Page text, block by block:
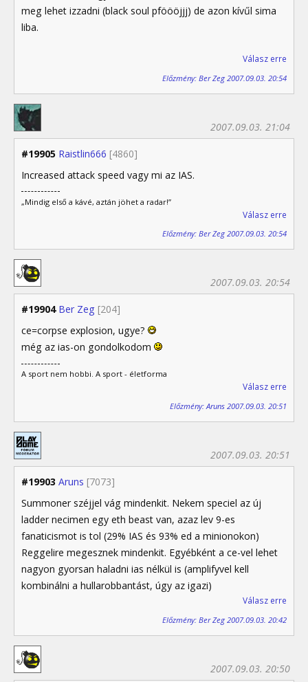
meg lehet izzadni (black soul pföööjjj) de azon kívűl sima
liba.
Válasz erre
Előzmény: Ber Zeg 2007.09.03. 20:54
#19905 Raistlin666 [4860]
2007.09.03. 21:04
Increased attack speed vagy mi az IAS.
„Mindig első a kávé, aztán jöhet a radar!”
Válasz erre
Előzmény: Ber Zeg 2007.09.03. 20:54
#19904 Ber Zeg [204]
2007.09.03. 20:54
ce=corpse explosion, ugye?
még az ias-on gondolkodom
A sport nem hobbi. A sport - életforma
Válasz erre
Előzmény: Aruns 2007.09.03. 20:51
#19903 Aruns [7073]
2007.09.03. 20:51
Summoner széjjel vág mindenkit. Nekem speciel az új
ladder necimen egy eth beast van, azaz lev 9-es
fanaticismot is tol (29% IAS és 93% ed a minionokon)
Reggelire megesznek mindenkit. Egyébként a ce-vel lehet
nagyon gyorsan haladni ias nélkül is (amplifyvel kell
kombinálni a hullarobbantást, úgy az igazi)
Válasz erre
Előzmény: Ber Zeg 2007.09.03. 20:42
2007.09.03. 20:50